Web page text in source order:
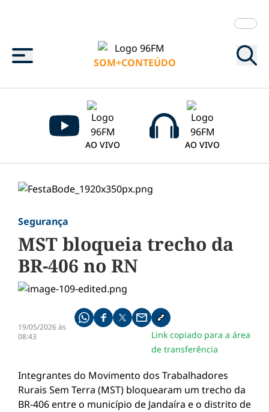
Menu
SOM+CONTEÚDO
AO VIVO AO VIVO
Segurança
MST bloqueia trecho da
BR-406 no RN
19/05/2026 às
08:43
Compartilhe pelo whatsapp
Compartilhar no facebook
Compartilhar no twitter
Compartilhe pelo email
Copiar link da notícia
Link copiado para a área
de transferência
Integrantes do Movimento dos Trabalhadores
Rurais Sem Terra (MST) bloquearam um trecho da
BR-406 entre o município de Jandaíra e o distrito de